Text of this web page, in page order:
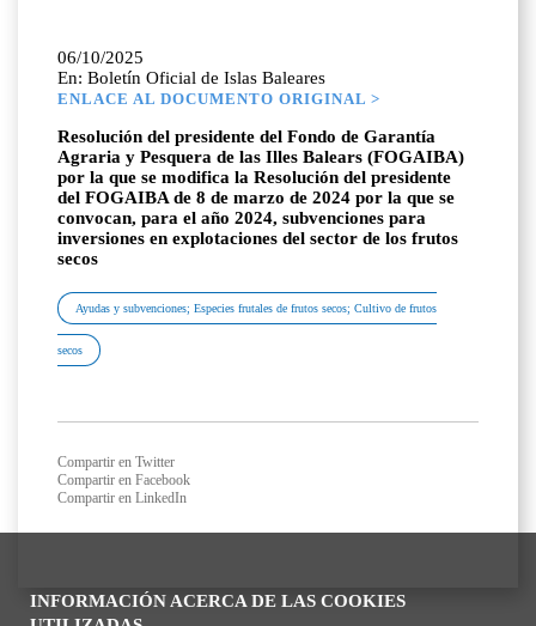
INFORMACIÓN ACERCA DE LAS COOKIES
06/10/2025
En: Boletín Oficial de Islas Baleares
ENLACE AL DOCUMENTO ORIGINAL >
Resolución del presidente del Fondo de Garantía
Agraria y Pesquera de las Illes Balears (FOGAIBA)
por la que se modifica la Resolución del presidente
del FOGAIBA de 8 de marzo de 2024 por la que se
convocan, para el año 2024, subvenciones para
inversiones en explotaciones del sector de los frutos
secos
Ayudas y subvenciones; Especies frutales de frutos secos; Cultivo de frutos
secos
Compartir en Twitter
Compartir en Facebook
Compartir en LinkedIn